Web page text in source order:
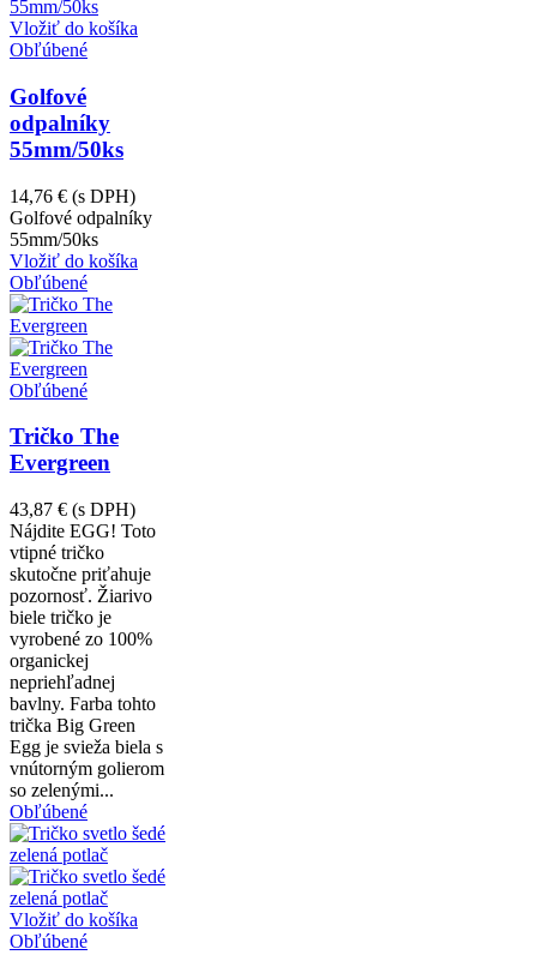
Vložiť do košíka
Obľúbené
Golfové
odpalníky
55mm/50ks
14,76 € (s DPH)
Golfové odpalníky
55mm/50ks
Vložiť do košíka
Obľúbené
Obľúbené
Tričko The
Evergreen
43,87 € (s DPH)
Nájdite EGG! Toto
vtipné tričko
skutočne priťahuje
pozornosť. Žiarivo
biele tričko je
vyrobené zo 100%
organickej
nepriehľadnej
bavlny. Farba tohto
trička Big Green
Egg je svieža biela s
vnútorným golierom
so zelenými...
Obľúbené
Vložiť do košíka
Obľúbené